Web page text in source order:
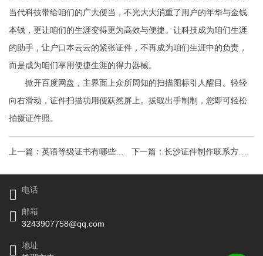
当代科技带给咱们的广大便当，不光大大消重了用户的年华与金钱
本钱，更让咱们的生涯变得更为高效与便捷。让科技成为咱们生涯
的助手，让户口本云云的紧张证件，不再成为咱们生涯中的负责，
而是成为咱们享用便捷生涯的得力器械。
掀开百度网盘，主界面上众所周知的扫描图标引人醒目。轻轻
向右滑动，证件扫描功用便跃然屏上。拔取出手制制，您即可轻松
拍摄证件照。
上一篇： 英语等级证书有哪些英
语考试时间
下一篇： 长沙证件制作联系方式
户口本制作2026苏州医院招聘汇
电话
邮箱
3243907758@qq.com
地址